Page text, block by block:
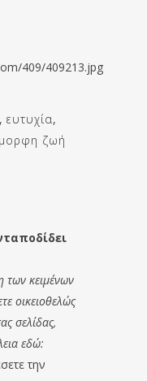
409/409213.jpg
, ευτυχία,
ζωή
των κειμένων
οικειοθελώς
σελίδας,
εδώ:
την